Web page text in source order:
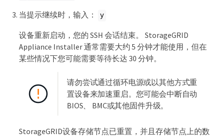
当提示继续时，输入： y
设备重新启动，您的 SSH 会话结束。 StorageGRID
Appliance Installer 通常需要大约 5 分钟才能使用，但在
某些情况下您可能需要等待长达 30 分钟。
请勿尝试通过循环电源或以其他方式重
置设备来加速重启。您可能会中断自动
BIOS、 BMC或其他固件升级。
StorageGRID设备存储节点已重置，并且存储节点上的数